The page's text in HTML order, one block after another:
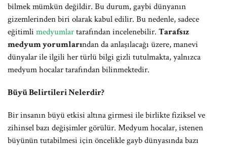
bilmek mümkün değildir. Bu durum, gaybi dünyanın
gizemlerinden biri olarak kabul edilir. Bu nedenle, sadece
eğitimli medyumlartarafından incelenebilir. Tarafsız
medyum yorumlarından da anlaşılacağı üzere, manevi
dünyalar ile ilgili her türlü bilgi gizli tutulmakta, yalnızca
medyum hocalar tarafından bilinmektedir.
Büyü Belirtileri Nelerdir?
Bir insanın büyü etkisi altına girmesi ile birlikte fiziksel ve
zihinsel bazı değişimler görülür. Medyum hocalar, istenen
büyünün tutabilmesi için öncelikle gayb dünyasında bazı